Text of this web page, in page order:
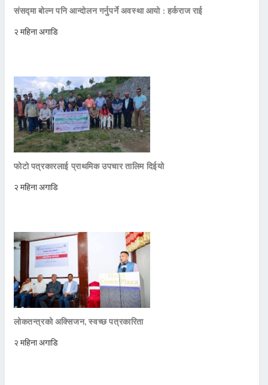
संसद्मा बोल्न पनि आन्दोलन गर्नुपर्ने अवस्था आयो : हर्कराज राई
२ महिना अगाडि
फोटो पत्रकारलाई प्राथमिक उपचार तालिम दिईयो
२ महिना अगाडि
लोकतन्त्रको अक्सिजन, स्वच्छ पत्रकारिता
२ महिना अगाडि